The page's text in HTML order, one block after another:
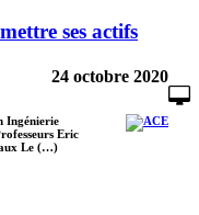
ses actifs
24 octobre 2020
Ingénierie
Eric
Le (…)